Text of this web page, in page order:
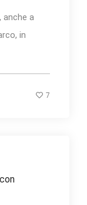
anche a
in
7